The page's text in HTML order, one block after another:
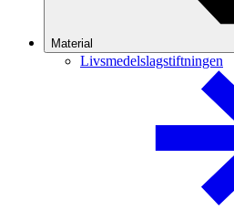
Material
Livsmedelslagstiftningen